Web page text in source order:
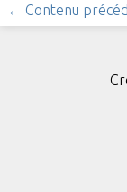
← Contenu